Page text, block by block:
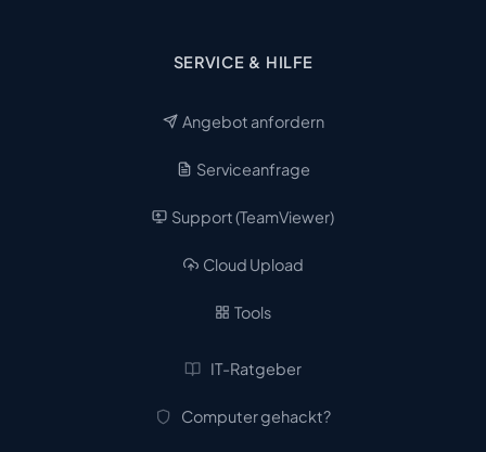
SERVICE & HILFE
Angebot anfordern
Serviceanfrage
Support (TeamViewer)
Cloud Upload
Tools
IT-Ratgeber
Computer gehackt?